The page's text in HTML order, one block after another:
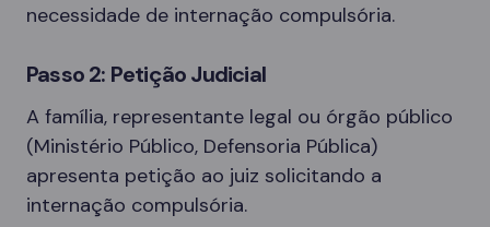
necessidade de internação compulsória.
Passo 2: Petição Judicial
A família, representante legal ou órgão público
(Ministério Público, Defensoria Pública)
apresenta petição ao juiz solicitando a
internação compulsória.